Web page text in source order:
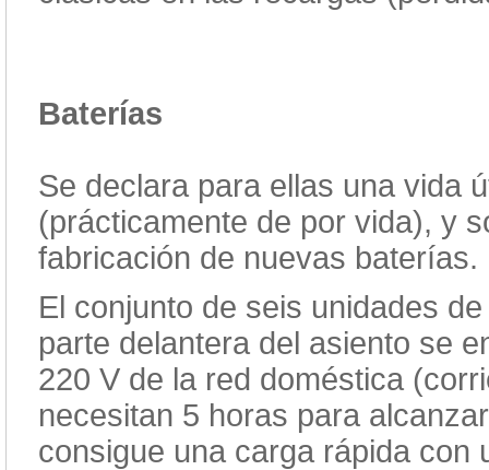
Baterías
Se declara para ellas una vida
(prácticamente de por vida), y
fabricación de nuevas baterías.
El conjunto de seis unidades
parte delantera del asiento se
220 V de la red doméstica
necesitan 5 horas para
consigue una carga rápida con